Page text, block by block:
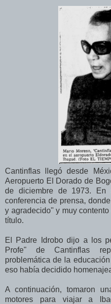
Cantinflas llegó desde
Aeropuerto El Dorado de
de diciembre de 1973. En
conferencia de prensa,
y agradecido" y muy
título.
El Padre Idrobo dijo a los
Profe" de Cantinflas
problemática de la
eso había decidido
A continuación, tomaron
motores para viajar a